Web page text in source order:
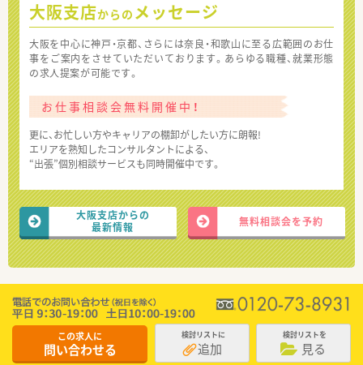
大阪支店からの メッセージ
大阪を中心に神戸・京都、さらには奈良・和歌山に至る広範囲のお仕
事をご案内をさせていただいております。あらゆる職種、就業形態
の求人提案が可能です。
お仕事相談会無料開催中！
更に、お忙しい方やキャリアの棚卸がしたい方に朗報!
エリアを熟知したコンサルタントによる、
“出張”個別相談サービスも同時開催中です。
大阪支店からの
最新情報
無料相談会を予約
この求人に
問い合わせる
検討リストに
追加
検討リストを
見る